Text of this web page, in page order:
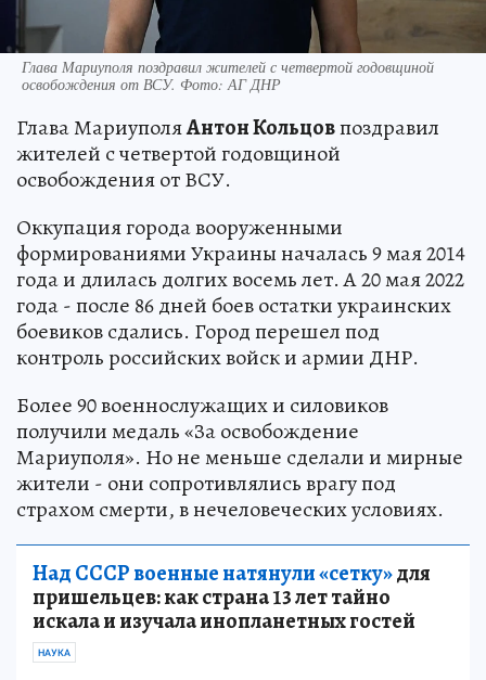
Глава Мариуполя поздравил жителей с четвертой годовщиной
освобождения от ВСУ. Фото: АГ ДНР
Глава МариуполяАнтон Кольцовпоздравил
жителей с четвертой годовщиной
освобождения от ВСУ.
Оккупация города вооруженными
формированиями Украины началась 9 мая 2014
года и длилась долгих восемь лет. А 20 мая 2022
года - после 86 дней боев остатки украинских
боевиков сдались. Город перешел под
контроль российских войск и армии ДНР.
Более 90 военнослужащих и силовиков
получили медаль «За освобождение
Мариуполя». Но не меньше сделали и мирные
жители - они сопротивлялись врагу под
страхом смерти, в нечеловеческих условиях.
Над СССР военные натянули «сетку»для
пришельцев: как страна 13 лет тайно
искала и изучала инопланетных гостей
НАУКА